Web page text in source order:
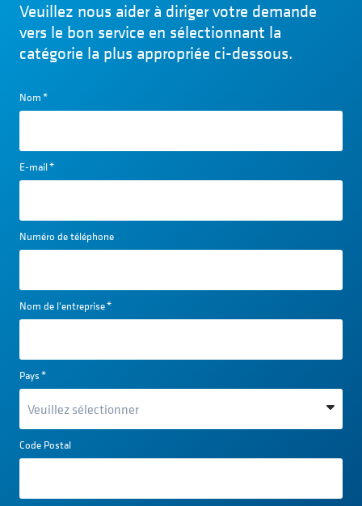
Veuillez nous aider à diriger votre demande
vers le bon service en sélectionnant la
catégorie la plus appropriée ci-dessous.
Nom*
E-mail*
Numéro de téléphone
Nom de l'entreprise*
Pays*
Code Postal